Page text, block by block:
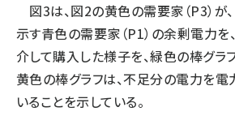
図3は、図2の黄色の需要家（P3）が
示す青色の需要家（P1）の余剰電力を
介して購入した様子を、緑色の棒グラ
黄色の棒グラフは、不足分の電力を
いることを示している。